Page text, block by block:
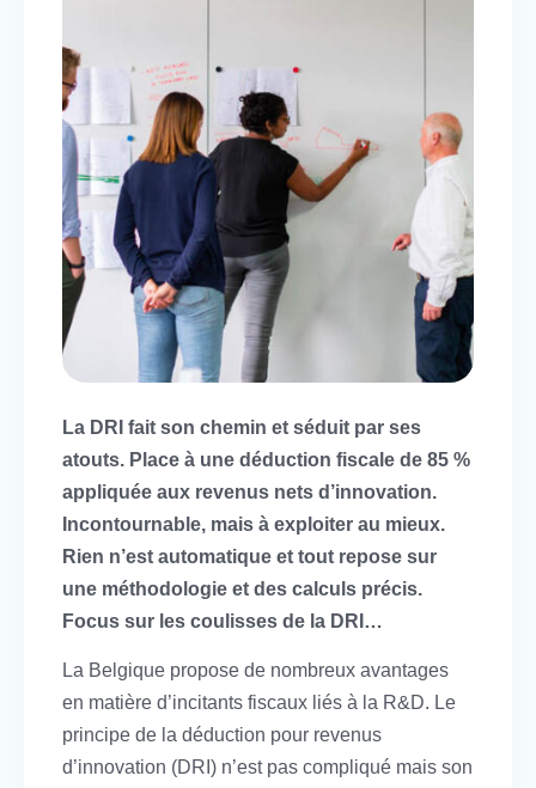
La DRI fait son chemin et séduit par ses
atouts. Place à une déduction fiscale de 85 %
appliquée aux revenus nets d’innovation.
Incontournable, mais à exploiter au mieux.
Rien n’est automatique et tout repose sur
une méthodologie et des calculs précis.
Focus sur les coulisses de la DRI…
La Belgique propose de nombreux avantages
en matière d’incitants fiscaux liés à la R&D. Le
principe de la déduction pour revenus
d’innovation (DRI) n’est pas compliqué mais son